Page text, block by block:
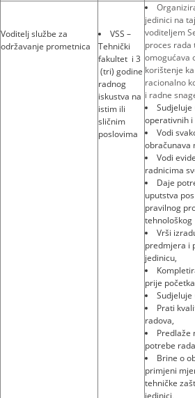
Voditelj službe za
održavanje prometnica
VSS –
Tehnički
fakultet i 3
(tri) godine
radnog
iskustva na
istim ili
sličnim
poslovima
jedinici na
voditeljem
proces rada
omogućava
korištenje
racionalno
i radne
operativnih i
Vodi
obračunava
Vodi
radnicima
Daje
uputstva
pravilnog
tehnološkog
Vrši
predmjera i
jedinicu,
prije
Sudjeluje
Prati
radova,
Predlaže
potrebe
Brine o
primjeni
tehničke
jedinici,